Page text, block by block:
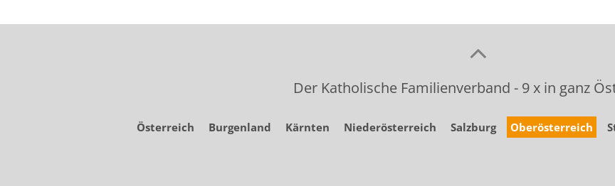
Der Katholische Familienverband - 9 x in ganz
Österreich Burgenland Kärnten Niederösterreich Salzburg Oberösterreich